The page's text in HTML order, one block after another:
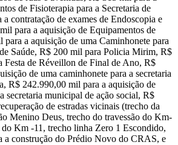
de Fisioterapia para a Secretaria de
contratação de exames de Endoscopia e
para a aquisição de Equipamentos de
a aquisição de uma Caminhonete para
Saúde, R$ 200 mil para Policia Mirim, R$
Festa de Réveillon de Final de Ano, R$
de uma caminhonete para a secretaria
R$ 242.990,00 mil para a aquisição de
secretaria municipal de ação social, R$
de estradas vicinais (trecho da
Menino Deus, trecho do travessão do Km-
do Km -11, trecho linha Zero 1 Escondido,
a construção do Prédio Novo do CRAS, e